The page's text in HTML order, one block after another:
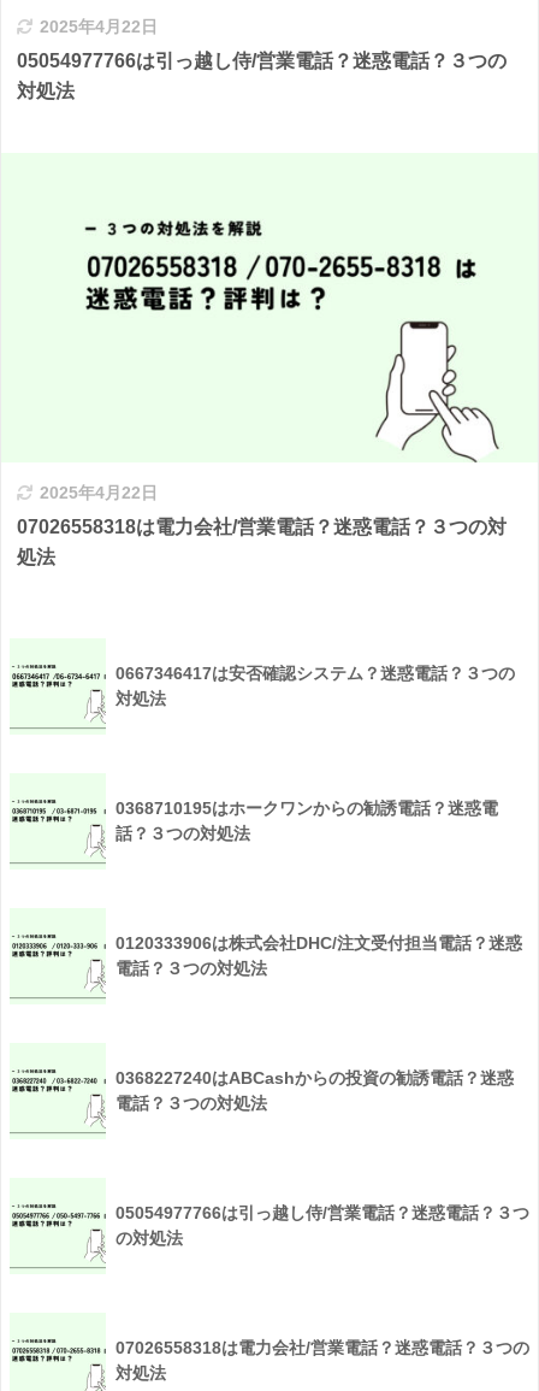
2025年4月22日
05054977766は引っ越し侍/営業電話？迷惑電話？３つの
対処法
2025年4月22日
07026558318は電力会社/営業電話？迷惑電話？３つの対
処法
0667346417は安否確認システム？迷惑電話？３つの
対処法
0368710195はホークワンからの勧誘電話？迷惑電
話？３つの対処法
0120333906は株式会社DHC/注文受付担当電話？迷惑
電話？３つの対処法
0368227240はABCashからの投資の勧誘電話？迷惑
電話？３つの対処法
05054977766は引っ越し侍/営業電話？迷惑電話？３つ
の対処法
07026558318は電力会社/営業電話？迷惑電話？３つの
対処法